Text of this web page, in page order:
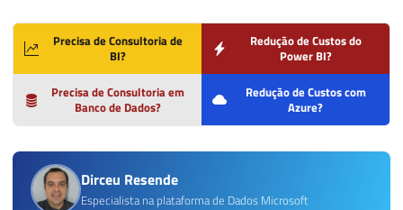
Precisa de Consultoria de
BI?
Redução de Custos do
Power BI?
Precisa de Consultoria em
Banco de Dados?
Redução de Custos com
Azure?
Dirceu Resende
Especialista na plataforma de Dados Microsoft